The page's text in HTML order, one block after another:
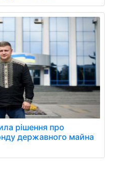
рішення про
державного майна